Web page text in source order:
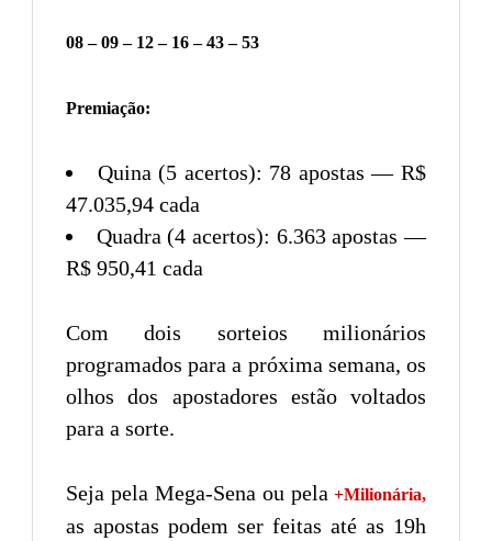
08 – 09 – 12 – 16 – 43 – 53
Premiação:
Quina (5 acertos): 78 apostas — R$
47.035,94 cada
Quadra (4 acertos): 6.363 apostas —
R$ 950,41 cada
Com dois sorteios milionários
programados para a próxima semana, os
olhos dos apostadores estão voltados
para a sorte.
Seja pela Mega-Sena ou pela +Milionária,
as apostas podem ser feitas até as 19h